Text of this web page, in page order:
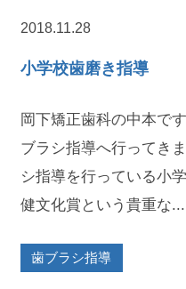
2018.11.28
小学校歯磨き指導
岡下矯正歯科の中本で
ブラシ指導へ行ってき
シ指導を行っている小
健文化賞という貴重な
歯ブラシ指導